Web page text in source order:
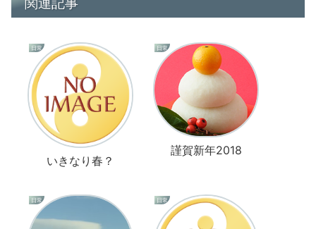
日常
いきなり春？
日常
謹賀新年2018
日常 日常